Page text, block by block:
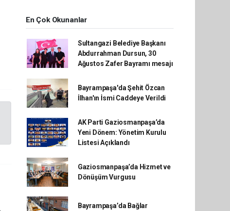
En Çok Okunanlar
Sultangazi Belediye Başkanı
Abdurrahman Dursun, 30
Ağustos Zafer Bayramı mesajı
Bayrampaşa'da Şehit Özcan
İlhan'ın İsmi Caddeye Verildi
AK Parti Gaziosmanpaşa’da
Yeni Dönem: Yönetim Kurulu
Listesi Açıklandı
Gaziosmanpaşa’da Hizmet ve
Dönüşüm Vurgusu
Bayrampaşa’da Bağlar